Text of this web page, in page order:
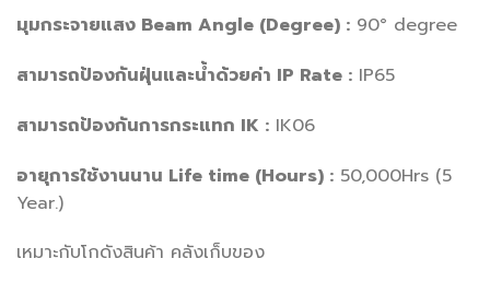
มุมกระจายแสง Beam Angle (Degree) : 90° degree
สามารถป้องกันฝุ่นและน้ำด้วยค่า IP Rate : IP65
สามารถป้องกันการกระแทก IK : IK06
อายุการใช้งานนาน Life time (Hours) : 50,000Hrs (5
Year.)
เหมาะกับโกดังสินค้า คลังเก็บของ